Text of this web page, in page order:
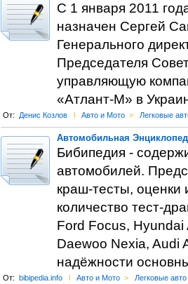
С 1 января 2011
назначен Сергей
Генерального
Председателя
управляющую
«Атлант-М» в
От: Денис Козлов l Авто и Мото > Легковые
Автомобильная
Бибипедия -
автомобилей.
краш-тесты,
количество тест-
Ford Focus, Hyundai
Daewoo Nexia, Audi
надёжности
От: bibipedia.info l Авто и Мото > Легковые авто